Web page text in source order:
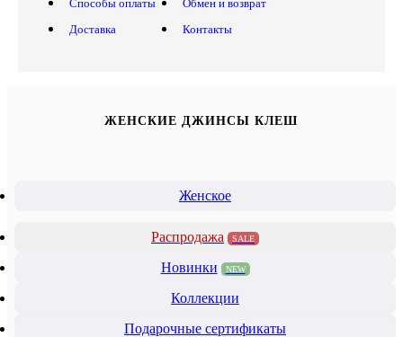
Способы оплаты
Доставка
Обмен и возврат
Контакты
ЖЕНСКИЕ ДЖИНСЫ КЛЕШ
Женское
Распродажа SALE
Новинки NEW
Коллекции
Подарочные сертификаты